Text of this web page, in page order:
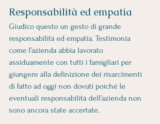
Responsabilità ed empatia
Giudico questo un gesto di grande
responsabilità ed empatia. Testimonia
come l’azienda abbia lavorato
assiduamente con tutti i famigliari per
giungere alla definizione dei risarcimenti
di fatto ad oggi non dovuti poiché le
eventuali responsabilità dell’azienda non
sono ancora state accertate.